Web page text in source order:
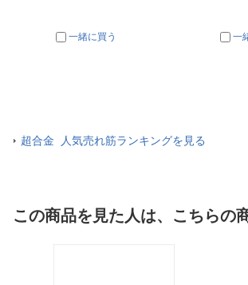
一緒に買う 一
超合金 人気売れ筋ランキングを見る
この商品を見た人は、こちらの